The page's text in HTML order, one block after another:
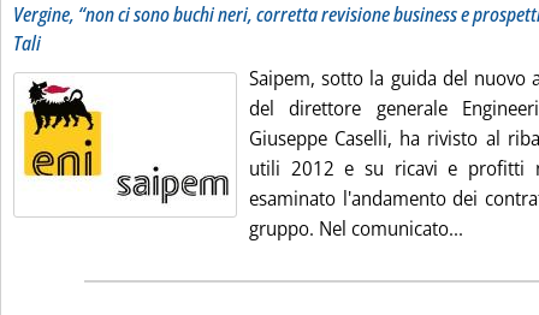
Vergine, “non ci sono buchi neri, corretta revisione business e
Tali
Saipem, sotto la guida del nuovo
del direttore generale
Giuseppe Caselli, ha rivisto al
utili 2012 e su ricavi e profitti
esaminato l'andamento dei
gruppo. Nel comunicato...